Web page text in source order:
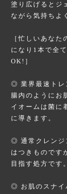
塗り広げるとジ
ながら気持ちよ
［忙しいあな
になり1本で全
OK!］
◎ 業界最速トレ
腸内のようにお
イオームは菌に
に導きます。
◎ 通常クレンジ
はつきものです
目指す処方です。
◎ お肌のスナイ